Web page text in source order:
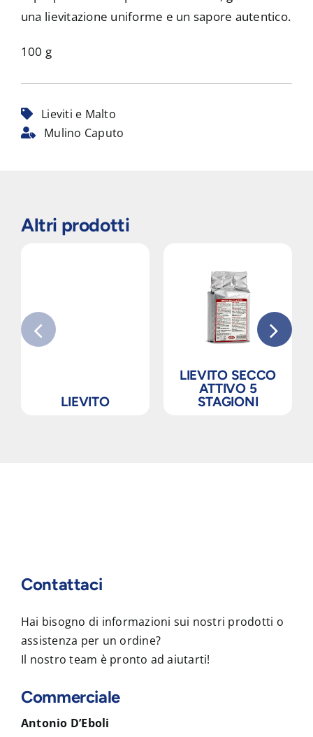
una lievitazione uniforme e un sapore autentico.
100 g
Lieviti e Malto
Mulino Caputo
Altri prodotti
LIEVITO
LIEVITO SECCO
ATTIVO 5
STAGIONI
Contattaci
Hai bisogno di informazioni sui nostri prodotti o
assistenza per un ordine?
Il nostro team è pronto ad aiutarti!
Commerciale
Antonio D’Eboli